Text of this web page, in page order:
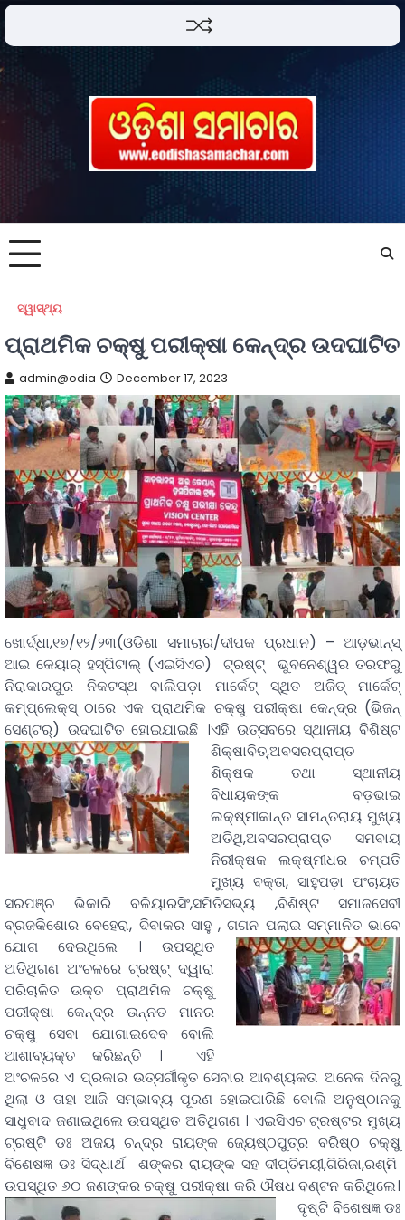
ସ୍ୱାସ୍ଥ୍ୟ
ପ୍ରାଥମିକ ଚକ୍ଷୁ ପରୀକ୍ଷା କେନ୍ଦ୍ର ଉଦଘାଟିତ
admin@odia December 17, 2023
ଖୋର୍ଦ୍ଧା,୧୭/୧୨/୨୩(ଓଡିଶା ସମାଚାର/ଦୀପକ ପ୍ରଧାନ) – ଆଡ଼ଭାନ୍ସ୍
ଆଇ କେୟାର୍ ହସ୍ପିଟାଲ୍ (ଏଇସିଏଚ) ଟ୍ରଷ୍ଟ୍ ଭୁବନେଶ୍ୱର ତରଫରୁ
ନିରାକାରପୁର ନିକଟସ୍ଥ ବାଲିପଡ଼ା ମାର୍କେଟ୍ ସ୍ଥିତ ଅଜିତ୍ ମାର୍କେଟ୍
କମ୍ପ୍ଲେକ୍ସ୍ ଠାରେ ଏକ ପ୍ରାଥମିକ ଚକ୍ଷୁ ପରୀକ୍ଷା କେନ୍ଦ୍ର (ଭିଜନ୍
ସେଣ୍ଟର୍) ଉଦଘାଟିତ ହୋଇଯାଇଛି ।ଏହି ଉତ୍ସବରେ ସ୍ଥାନୀୟ ବିଶିଷ୍ଟ
ଶିକ୍ଷାବିତ୍,ଅବସରପ୍ରାପ୍ତ
ଶିକ୍ଷକ ତଥା ସ୍ଥାନୀୟ
ବିଧାୟକଙ୍କ ବଡ଼ଭାଇ
ଲକ୍ଷ୍ମୀକାନ୍ତ ସାମନ୍ତରାୟ ମୁଖ୍ୟ
ଅତିଥି,ଅବସରପ୍ରାପ୍ତ ସମବାୟ
ନିରୀକ୍ଷକ ଲକ୍ଷ୍ମୀଧର ଚମ୍ପତି
ମୁଖ୍ୟ ବକ୍ତା, ସାହୁପଡ଼ା ପଂଚାୟତ
ସରପଞ୍ଚ ଭିକାରି ବଳିୟାରସିଂ,ସମିତିସଭ୍ୟ ,ବିଶିଷ୍ଟ ସମାଜସେବୀ
ବ୍ରଜକିଶୋର ବେହେରା, ଦିବାକର ସାହୁ , ଗଗନ ପଲାଇ ସମ୍ମାନିତ ଭାବେ
ଯୋଗ ଦେଇଥିଲେ । ଉପସ୍ଥିତ
ଅତିଥିଗଣ ଅଂଚଳରେ ଟ୍ରଷ୍ଟ୍ ଦ୍ୱାରା
ପରିଚାଳିତ ଉକ୍ତ ପ୍ରାଥମିକ ଚକ୍ଷୁ
ପରୀକ୍ଷା କେନ୍ଦ୍ର ଉନ୍ନତ ମାନର
ଚକ୍ଷୁ ସେବା ଯୋଗାଇଦେବ ବୋଲି
ଆଶାବ୍ୟକ୍ତ କରିଛନ୍ତି । ଏହି
ଅଂଚଳରେ ଏ ପ୍ରକାର ଉତ୍ସର୍ଗୀକୃତ ସେବାର ଆବଶ୍ୟକତା ଅନେକ ଦିନରୁ
ଥିଲା ଓ ତାହା ଆଜି ସମ୍ଭାବ୍ୟ ପୂରଣ ହୋଇପାରିଛି ବୋଲି ଅନୁଷ୍ଠାନକୁ
ସାଧୁବାଦ ଜଣାଇଥିଲେ ଉପସ୍ଥିତ ଅତିଥିଗଣ । ଏଇସିଏଚ ଟ୍ରଷ୍ଟର ମୁଖ୍ୟ
ଟ୍ରଷ୍ଟି ଡଃ ଅଜୟ ଚନ୍ଦ୍ର ରାୟଙ୍କ ଜ୍ୟେଷ୍ଠପୁତ୍ର ବରିଷ୍ଠ ଚକ୍ଷୁ
ବିଶେଷଜ୍ଞ ଡଃ ସିଦ୍ଧାର୍ଥ ଶଙ୍କର ରାୟଙ୍କ ସହ ଦୀପ୍ତିମୟୀ,ଗିରିଜା,ରଶ୍ମି
ଉପସ୍ଥିତ ୬୦ ଜଣଙ୍କର ଚକ୍ଷୁ ପରୀକ୍ଷା କରି ଔଷଧ ବଣ୍ଟନ କରିଥିଲେ।
ଦୃଷ୍ଟି ବିଶେଷଜ୍ଞ ଡଃ